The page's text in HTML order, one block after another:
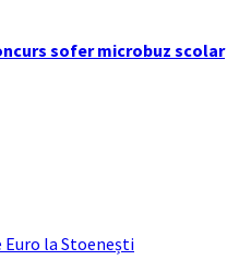
sofer microbuz scolar
Euro la Stoenești